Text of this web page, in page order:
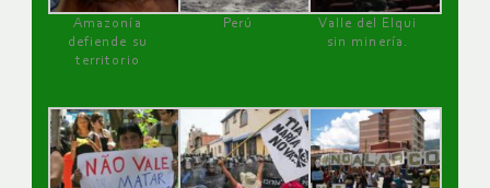
Amazonía
defiende su
territorio
Perú
Valle del Elqui
sin minería.